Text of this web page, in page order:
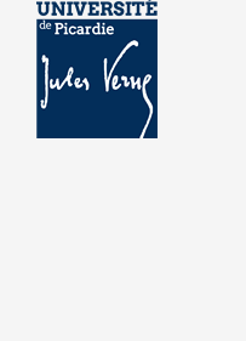
vv